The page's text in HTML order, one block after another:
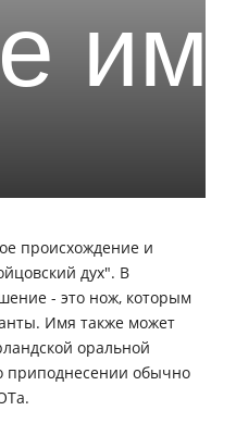
происхождение и
дух". В
- это нож, которым
Имя также может
оральной
приподнесении обычно